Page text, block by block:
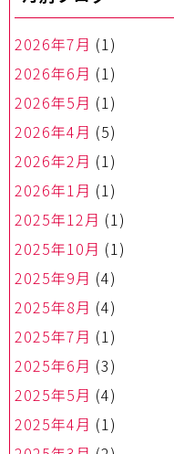
2026年7月 (1)
2026年6月 (1)
2026年5月 (1)
2026年4月 (5)
2026年2月 (1)
2026年1月 (1)
2025年12月 (1)
2025年10月 (1)
2025年9月 (4)
2025年8月 (4)
2025年7月 (1)
2025年6月 (3)
2025年5月 (4)
2025年4月 (1)